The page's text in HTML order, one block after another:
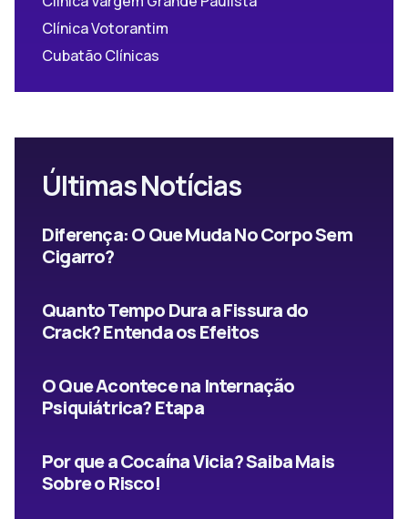
Clínica Votorantim
Cubatão Clínicas
Últimas Notícias
Diferença: O Que Muda No Corpo Sem
Cigarro?
Quanto Tempo Dura a Fissura do
Crack? Entenda os Efeitos
O Que Acontece na Internação
Psiquiátrica? Etapa
Por que a Cocaína Vicia? Saiba Mais
Sobre o Risco!